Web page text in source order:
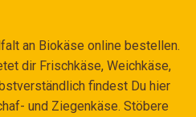
an Biokäse online bestellen.
dir Frischkäse, Weichkäse,
findest Du hier
und Ziegenkäse. Stöbere